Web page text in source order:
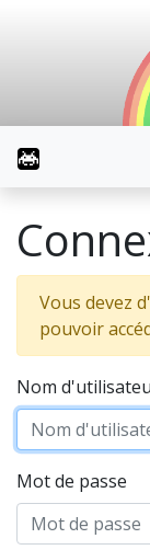
Vous devez
pouvoir
Nom
Mot de passe